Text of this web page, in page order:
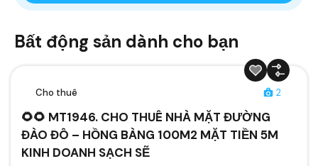
Bất động sản dành cho bạn
Cho thuê 2
🌻🌻 MT1946. CHO THUÊ NHÀ MẶT ĐƯỜNG
ĐÀO ĐÔ – HỒNG BÀNG 100M2 MẶT TIỀN 5M
KINH DOANH SẠCH SẼ